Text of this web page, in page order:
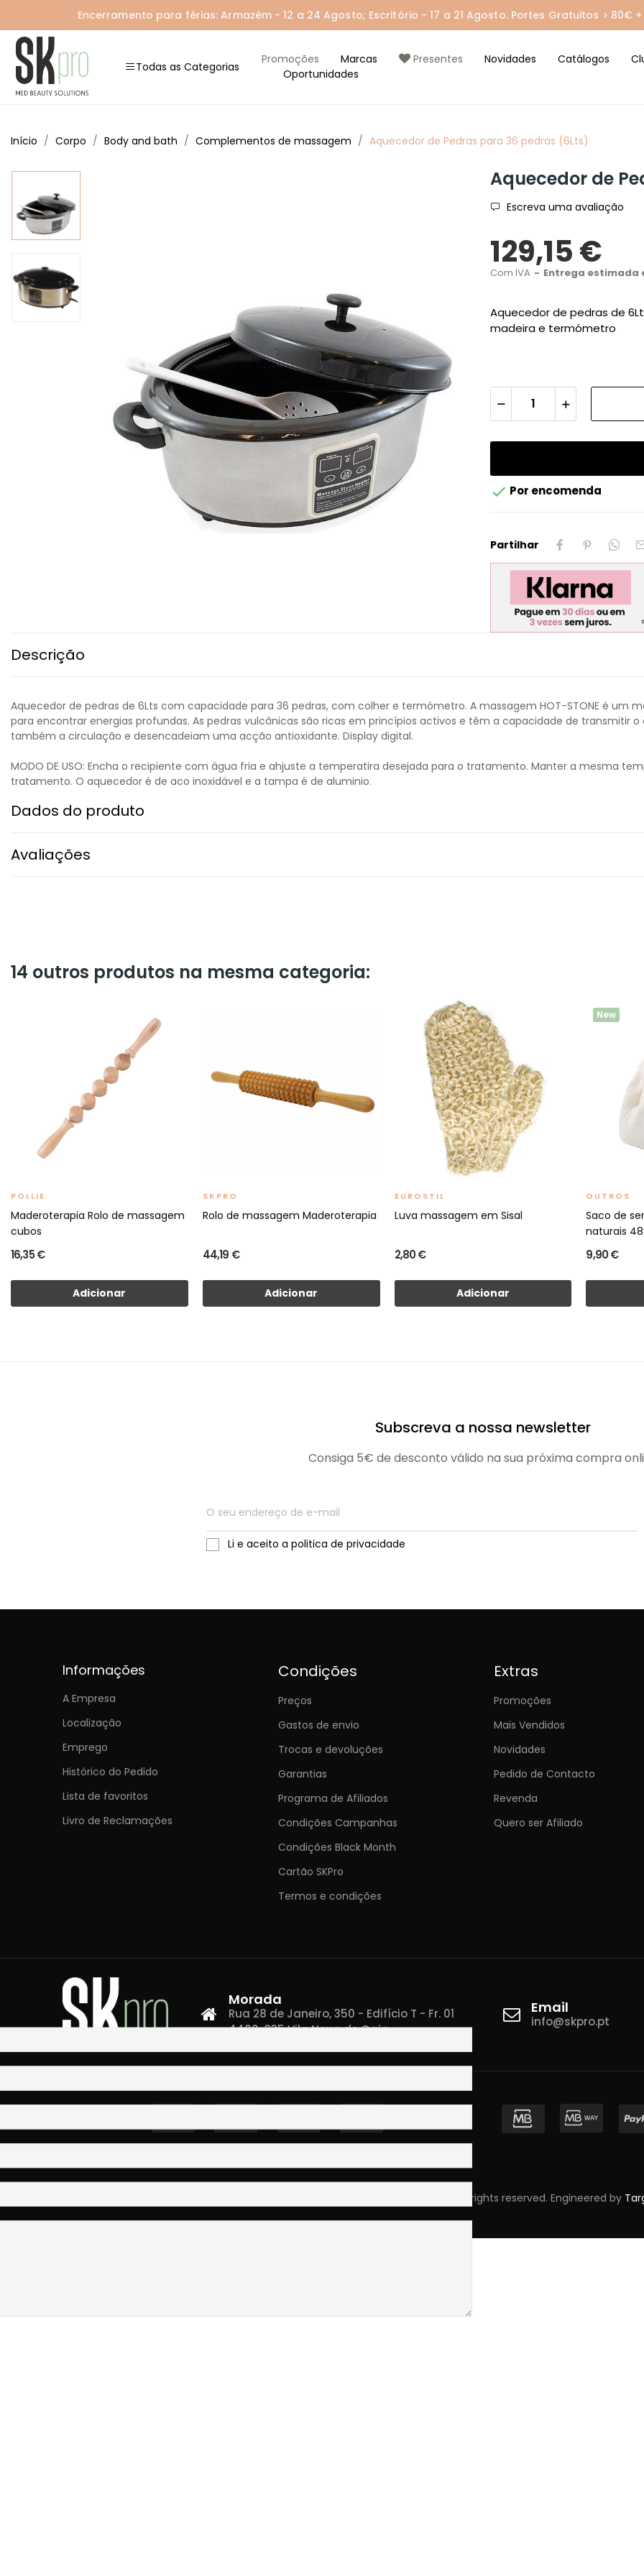
Encerramento para férias: Armazém - 12 a 24 Agosto; Escritório - 17 a 21 Agosto. Portes Gratuitos > 80€
Todas as Categorias
Promoções Marcas Presentes Novidades Catálogos
Oportunidades
Início Corpo Body and bath Complementos de massagem Aquecedor de Pedras para 36 pedras (6Lts)
Aquecedor de
Escreva uma avaliação
129,15 €
Com IVA Entrega estimada
Aquecedor de pedras de
madeira e termómetro
 Por encomenda
Partilhar
Descrição
Aquecedor de pedras de 6Lts com capacidade para 36 pedras, com colher e termómetro. A massagem HOT-STONE é
para encontrar energias profundas. As pedras vulcânicas são ricas em princípios activos e têm a capacidade de transmitir
também a circulação e desencadeiam uma acção antioxidante. Display digital.
MODO DE USO: Encha o recipiente com água fria e ahjuste a temperatira desejada para o tratamento. Manter a mesma
tratamento. O aquecedor é de aco inoxidável e a tampa é de aluminio.
Dados do produto
Avaliações
14 outros produtos na mesma categoria:
POLLIE
Maderoterapia Rolo de massagem
cubos
16,35 €
Adicionar
SKPRO
Rolo de massagem Maderoterapia
44,19 €
Adicionar
EUROSTIL
Luva massagem em Sisal
2,80 €
Adicionar
New
OUTROS
Saco de
naturais
9,90 €
Subscreva a nossa newsletter
Consiga 5€ de desconto válido na sua próxima compra
Li e aceito a politica de privacidade
Informações
A Empresa
Localização
Emprego
Histórico do Pedido
Lista de favoritos
Livro de Reclamações
Condições
Preços
Gastos de envio
Trocas e devoluções
Garantias
Programa de Afiliados
Condições Campanhas
Condições Black Month
Cartão SKPro
Termos e condições
Extras
Promoções
Mais Vendidos
Novidades
Pedido de Contacto
Revenda
Quero ser Afiliado
Morada
Rua 28 de Janeiro, 350 - Edifício T - Fr. 01
4400-335 Vila Nova de Gaia
Email
info@skpro.pt
Copyright © 2023 Skpro, Lda. All rights reserved. Engineered by